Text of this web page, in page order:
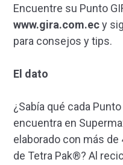
Encuentre su Punto
www.gira.com.ecy
para consejos y tips.
El dato
¿Sabía qué cada
encuentra en
elaborado con más
de Tetra Pak®? Al